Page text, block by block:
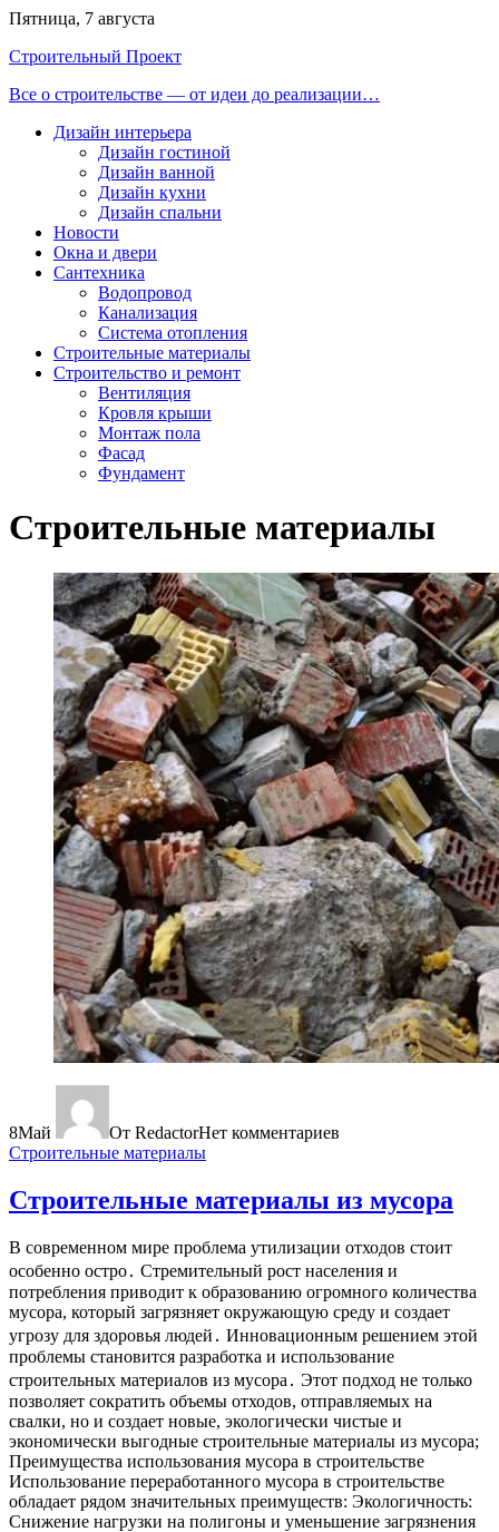
Перейти
содержимому
Пятница, 7 августа
Строительный Проект
Все о строительстве — от идеи до реализации…
Дизайн интерьера
Дизайн гостиной
Дизайн ванной
Дизайн кухни
Дизайн спальни
Новости
Окна и двери
Сантехника
Водопровод
Канализация
Система отопления
Строительные материалы
Строительство и ремонт
Вентиляция
Кровля крыши
Монтаж пола
Фасад
Фундамент
Строительные материалы
8Май От RedactorНет комментариев
Строительные материалы
Строительные материалы из мусора
В современном мире проблема утилизации отходов стоит
особенно остро․ Стремительный рост населения и
потребления приводит к образованию огромного количества
мусора, который загрязняет окружающую среду и создает
угрозу для здоровья людей․ Инновационным решением этой
проблемы становится разработка и использование
строительных материалов из мусора․ Этот подход не только
позволяет сократить объемы отходов, отправляемых на
свалки, но и создает новые, экологически чистые и
экономически выгодные строительные материалы из мусора;
Преимущества использования мусора в строительстве
Использование переработанного мусора в строительстве
обладает рядом значительных преимуществ: Экологичность:
Снижение нагрузки на полигоны и уменьшение загрязнения